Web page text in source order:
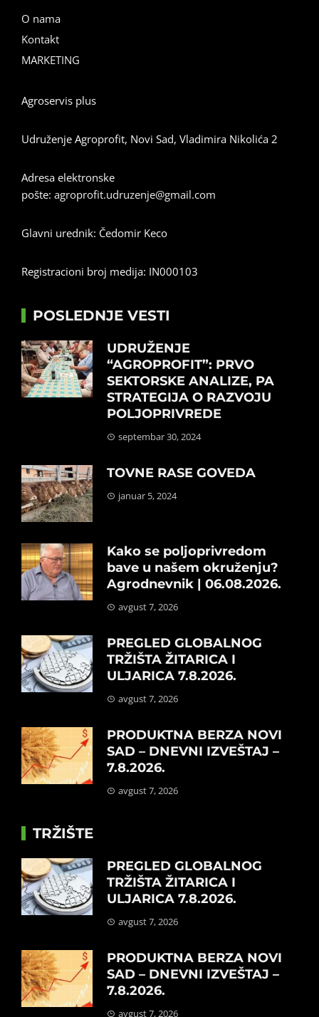
O nama
Kontakt
MARKETING
Agroservis plus
Udruženje Agroprofit, Novi Sad, Vladimira Nikolića 2
Adresa elektronske
pošte: agroprofit.udruzenje@gmail.com
Glavni urednik: Čedomir Keco
Registracioni broj medija: IN000103
POSLEDNJE VESTI
UDRUŽENJE
“AGROPROFIT”: PRVO
SEKTORSKE ANALIZE, PA
STRATEGIJA O RAZVOJU
POLJOPRIVREDE
septembar 30, 2024
TOVNE RASE GOVEDA
januar 5, 2024
Kako se poljoprivredom
bave u našem okruženju?
Agrodnevnik | 06.08.2026.
avgust 7, 2026
PREGLED GLOBALNOG
TRŽIŠTA ŽITARICA I
ULJARICA 7.8.2026.
avgust 7, 2026
PRODUKTNA BERZA NOVI
SAD – DNEVNI IZVEŠTAJ –
7.8.2026.
avgust 7, 2026
TRŽIŠTE
PREGLED GLOBALNOG
TRŽIŠTA ŽITARICA I
ULJARICA 7.8.2026.
avgust 7, 2026
PRODUKTNA BERZA NOVI
SAD – DNEVNI IZVEŠTAJ –
7.8.2026.
avgust 7, 2026